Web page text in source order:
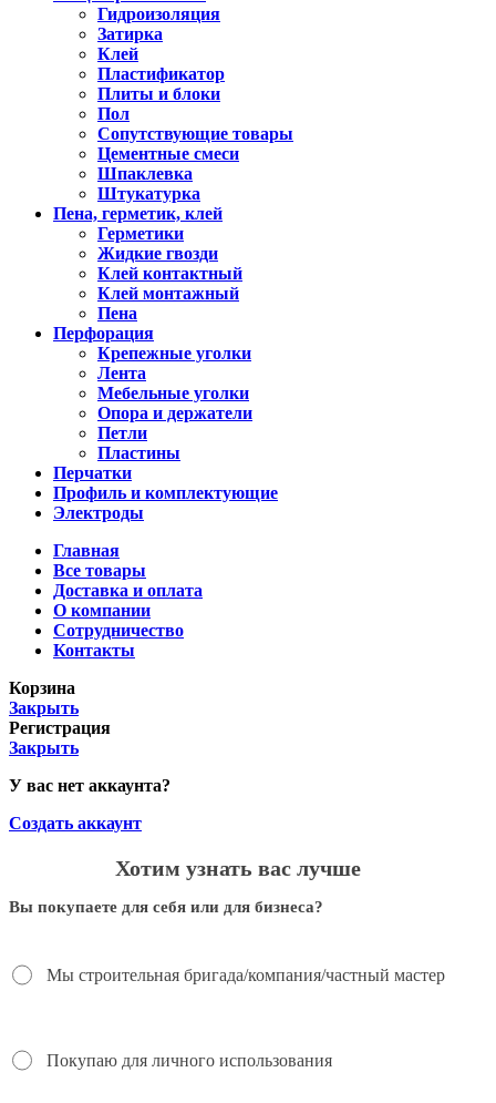
Гидроизоляция
Затирка
Клей
Пластификатор
Плиты и блоки
Пол
Сопутствующие товары
Цементные смеси
Шпаклевка
Штукатурка
Пена, герметик, клей
Герметики
Жидкие гвозди
Клей контактный
Клей монтажный
Пена
Перфорация
Крепежные уголки
Лента
Мебельные уголки
Опора и держатели
Петли
Пластины
Перчатки
Профиль и комплектующие
Электроды
Главная
Все товары
Доставка и оплата
О компании
Сотрудничество
Контакты
Корзина
Закрыть
Регистрация
Закрыть
У вас нет аккаунта?
Создать аккаунт
Хотим узнать вас лучше
Вы покупаете для себя или для бизнеса?
Мы строительная бригада/компания/частный мастер
Покупаю для личного использования